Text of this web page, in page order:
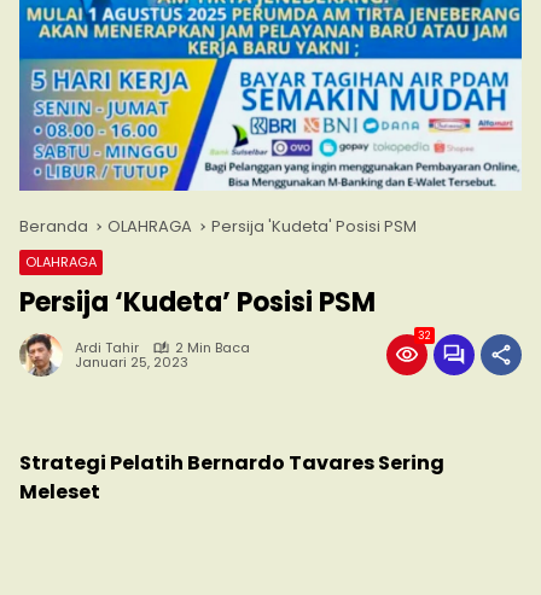
Beranda OLAHRAGA Persija 'Kudeta' Posisi PSM
OLAHRAGA
Persija ‘Kudeta’ Posisi PSM
Ardi Tahir 2 Min Baca
Januari 25, 2023
32
Strategi Pelatih Bernardo Tavares Sering
Meleset